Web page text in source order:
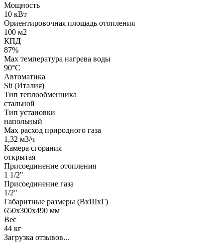
Мощность
10 кВт
Ориентировочная площадь отопления
100 м2
КПД
87%
Max температура нагрева воды
90°С
Автоматика
Sit (Италия)
Тип теплообменника
стальной
Тип установки
напольный
Max расход природного газа
1,32 м3/ч
Камера сгорания
открытая
Присоединение отопления
1 1/2"
Присоединение газа
1/2"
Габаритные размеры (ВхШхГ)
650х300х490 мм
Вес
44 кг
Загрузка отзывов...